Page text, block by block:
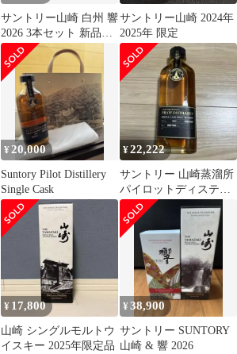
サントリー山崎 白州 響
2026 3本セット 新品未
開封・未開栓
サントリー山崎 2024年
2025年 限定
¥ 20,000
Suntory Pilot Distillery
Single Cask
¥22,222
サントリー 山崎蒸溜所
パイロットディスティ
ラリー
¥ 17,800
山崎 シングルモルトウ
イスキー 2025年限定品
¥38,900
サントリー SUNTORY
山崎 & 響 2026